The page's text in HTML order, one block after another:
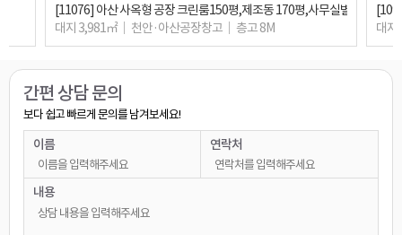
[11076] 아산 사옥형 공장 크린룸150평,제조동 170평,사무실별도
대지 3,981㎡
천안·아산공장창고 층고 8M
대지
간편 상담 문의
보다 쉽고 빠르게 문의를 남겨보세요!
이름 연락처
내용
상담완료 관심있습니다~
상담완료
상담완료
상담완료